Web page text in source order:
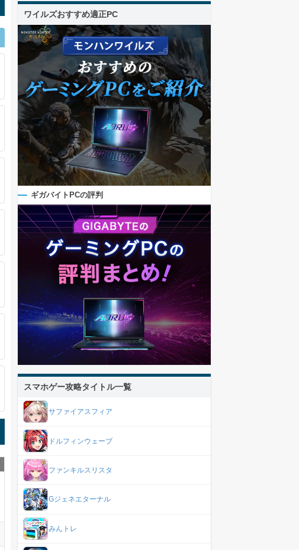
ワイルズおすすめ適正PC
ギガバイトPCの評判
スマホゲー攻略タイトル一覧
サファイアスフィア
ドルフィンウェーブ
ファンキルスリスタ
Gジェネエターナル
みんトレ